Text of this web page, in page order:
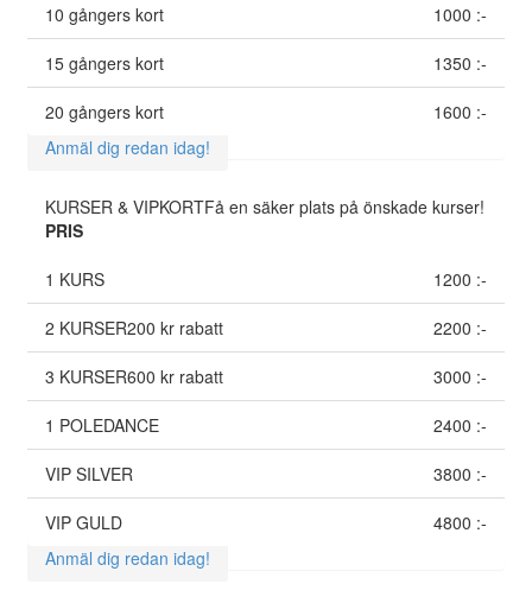
10 gångers kort 1000 :-
15 gångers kort 1350 :-
20 gångers kort
1600 :-
Anmäl dig redan idag!
KURSER & VIPKORTFå en säker plats på önskade kurser!
PRIS
1 KURS 1200 :-
2 KURSER200 kr rabatt 2200 :-
3 KURSER600 kr rabatt 3000 :-
1 POLEDANCE 2400 :-
VIP SILVER 3800 :-
VIP GULD
4800 :-
Anmäl dig redan idag!